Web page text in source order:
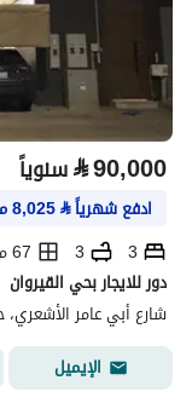
⃁90,000 سنوياً
ادفع شهرياً⃁
8,025
3
3
67 م2
دور للايجار بحي القيروان
شارع أبي عامر
الإيميل